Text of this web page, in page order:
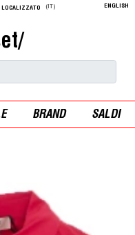
LOCALIZZATO (IT) ENGLISH
BRAND SALDI